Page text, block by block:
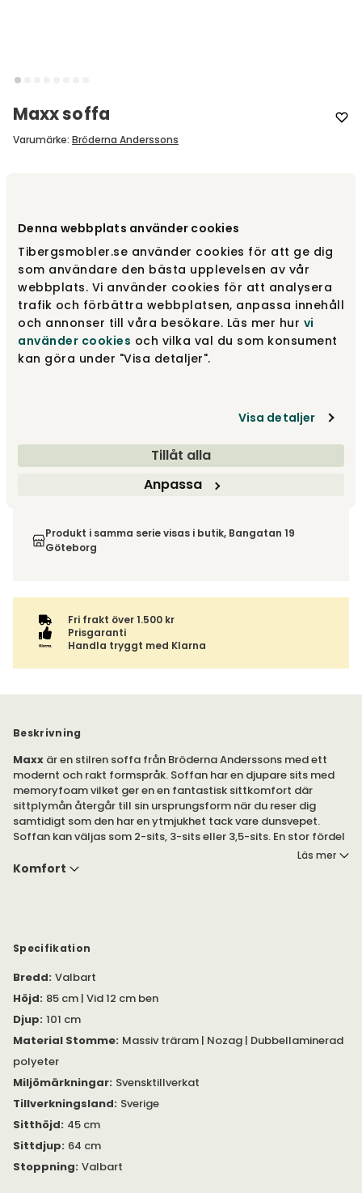
Denna webbplats använder cookies
Tibergsmobler.se använder cookies för att ge dig
som användare den bästa upplevelsen av vår
webbplats. Vi använder cookies för att analysera
trafik och förbättra webbplatsen, anpassa innehåll
och annonser till våra besökare. Läs mer hur vi
använder cookies och vilka val du som konsument
kan göra under "Visa detaljer".
Visa detaljer
Tillåt alla
Anpassa
Maxx soffa
Varumärke: Bröderna Anderssons
Gör dina val
fr.21 940 kr
Gör dina val
Fri frakt över 1.500 kr
Välj utförande via 'Gör dina val' för fraktinformation på din
inte av ångerrätten.
Produkt i samma serie visas i butik, Bangatan 19
Göteborg
Fri frakt över 1.500 kr
Prisgaranti
Handla tryggt med Klarna
Beskrivning
Maxx är en stilren soffa från Bröderna Anderssons med ett
modernt och rakt formspråk. Soffan har en djupare sits med
memoryfoam vilket ger en en fantastisk sittkomfort där
sittplymån återgår till sin ursprungsform när du reser dig
samtidigt som den har en ytmjukhet tack vare dunsvepet.
Soffan kan väljas som 2-sits, 3-sits eller 3,5-sits. En stor fördel
är också att plymåerna är vändbara då de är stoppade och
klädda på båda sidor. En riktigt fin kvalitetssoffa till mycket
lädersoffa eller tygsoffa kan Maxx anpassas efter dina
Soffan Maxx är ett utmärkt alternativ för dig som önskar en
kvalitetssoffa med hög komfort som håller över tid.
Formspråket är enkelt och elegant vilket passar bra i olika hem
och inredningsstilar.
Till soffan ingår 2 st svankkuddar. Önskas avvikande tyg på
dessa tillkommer ett pristillägg, vänligen kontakta oss om du
är intresserad.
Benen till soffan kan väljas i aluminium eller svart metall.
Maxx finns även som fåtölj
Läs mer
Komfort
Specifikation
Bredd: Valbart
Höjd: 85 cm | Vid 12 cm ben
Djup: 101 cm
Material Stomme: Massiv träram | Nozag | Dubbellaminerad
polyeter
Miljömärkningar: Svensktillverkat
Tillverkningsland: Sverige
Sitthöjd: 45 cm
Sittdjup: 64 cm
Stoppning: Valbart